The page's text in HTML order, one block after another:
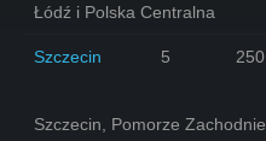
Łódź i Polska Centralna
Szczecin 5 250
Szczecin, Pomorze Zachodnie